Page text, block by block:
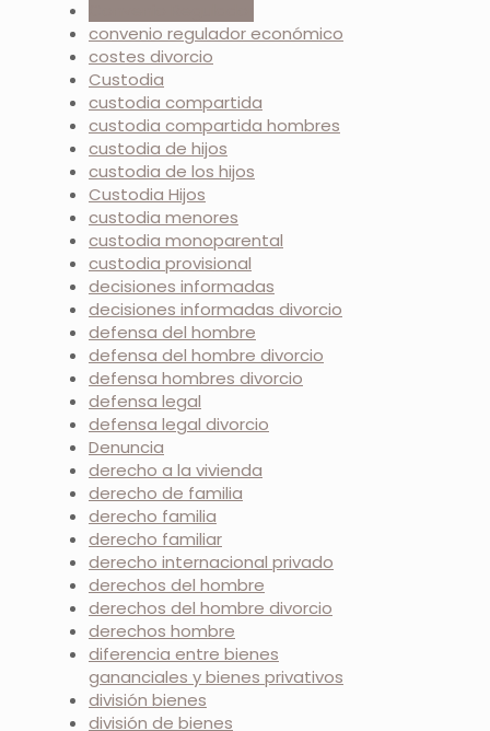
convenio regulador económico
costes divorcio
Custodia
custodia compartida
custodia compartida hombres
custodia de hijos
custodia de los hijos
Custodia Hijos
custodia menores
custodia monoparental
custodia provisional
decisiones informadas
decisiones informadas divorcio
defensa del hombre
defensa del hombre divorcio
defensa hombres divorcio
defensa legal
defensa legal divorcio
Denuncia
derecho a la vivienda
derecho de familia
derecho familia
derecho familiar
derecho internacional privado
derechos del hombre
derechos del hombre divorcio
derechos hombre
diferencia entre bienes
gananciales y bienes privativos
división bienes
división de bienes